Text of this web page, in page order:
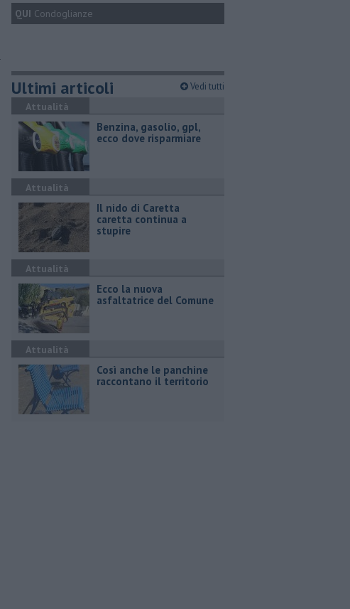
QUI Condoglianze
Ultimi articoli Vedi tutti
Attualità
​Benzina, gasolio, gpl,
ecco dove risparmiare
Attualità
Il nido di Caretta
caretta continua a
stupire
Attualità
Ecco la nuova
asfaltatrice del Comune
Attualità
Così anche le panchine
raccontano il territorio